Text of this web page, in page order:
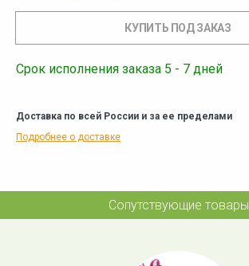
Срок исполнения заказа 5 - 7 дней
Доставка по всей России и за ее пределами
Подробнее о доставке
Сопутствующие товары